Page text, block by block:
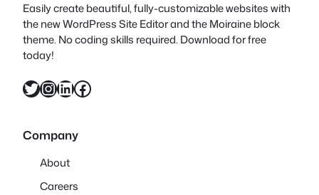
Easily create beautiful, fully-customizable websites with
the new WordPress Site Editor and the Moiraine block
theme. No coding skills required. Download for free
today!
X InstagramLinkedIn Facebook
Company
About
Careers